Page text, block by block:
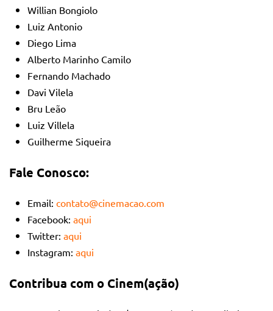
Willian Bongiolo
Luiz Antonio
Diego Lima
Alberto Marinho Camilo
Fernando Machado
Davi Vilela
Bru Leão
Luiz Villela
Guilherme Siqueira
Fale Conosco:
Email: contato@cinemacao.com
Facebook: aqui
Twitter: aqui
Instagram: aqui
Contribua com o Cinem(ação)